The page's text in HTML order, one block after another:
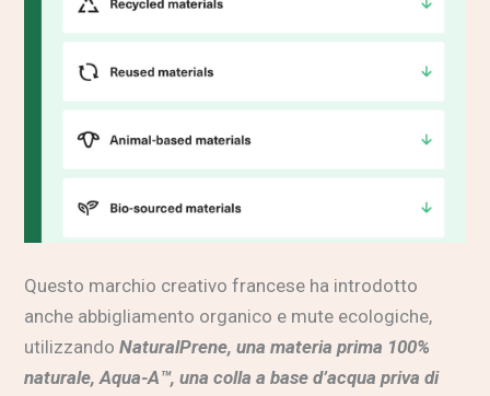
Questo marchio creativo francese ha introdotto
anche abbigliamento organico e mute ecologiche,
utilizzandoNaturalPrene, una materia prima 100%
naturale, Aqua-A™, una colla a base d’acqua priva di